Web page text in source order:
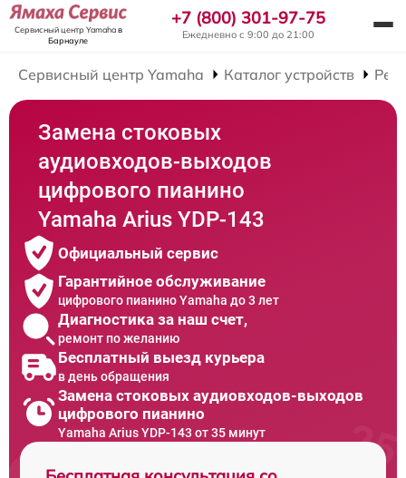
Сервисный центр Yamahaв
Барнауле
+7 (800) 301-97-75
Ежедневно с 9:00 до 21:00
Сервисный центр Yamaha Каталог устройств
Замена стоковых
аудиовходов-выходов
цифрового пианино
Yamaha Arius YDP-143
Официальный сервис
Гарантийное обслуживание
цифрового пианино Yamaha до 3 лет
Диагностика за наш счет,
ремонт по желанию
Бесплатный выезд курьера
в день обращения
Замена стоковых аудиовходов-выходов
цифрового пианино
Yamaha Arius YDP-143 от 35 минут